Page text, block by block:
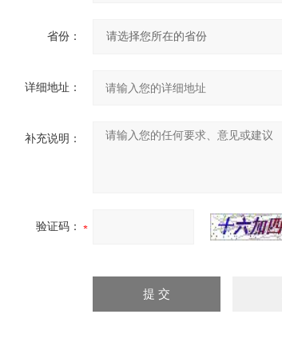
省份：
详细地址：
补充说明：
验证码：